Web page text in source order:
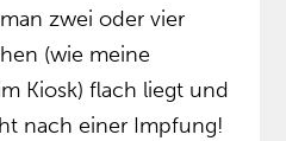
zwei oder vier
(wie meine
Kiosk) flach liegt und
nach einer Impfung!